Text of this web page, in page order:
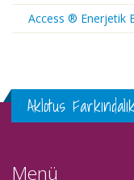
Access ® Enerjetik
Aklotus
Menü